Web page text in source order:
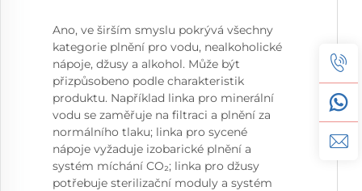
Ano, ve širším smyslu pokrývá všechny
kategorie plnění pro vodu, nealkoholické
nápoje, džusy a alkohol. Může být
přizpůsobeno podle charakteristik
produktu. Například linka pro minerální
vodu se zaměřuje na filtraci a plnění za
normálního tlaku; linka pro sycené
nápoje vyžaduje izobarické plnění a
systém míchání CO₂; linka pro džusy
potřebuje sterilizační moduly a systém